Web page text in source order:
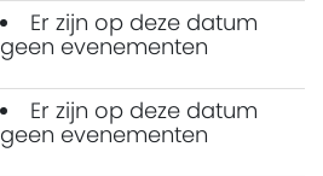
Er zijn op deze datum
geen evenementen
Er zijn op deze datum
geen evenementen